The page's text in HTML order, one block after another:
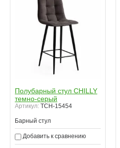
Полубарный стул CHILLY
темно-серый
Артикул: TCH-15454
Барный стул
Добавить к сравнению